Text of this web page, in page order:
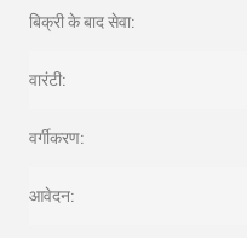
बिक्री के बाद सेवा:
वारंटी:
वर्गीकरण:
आवेदन: